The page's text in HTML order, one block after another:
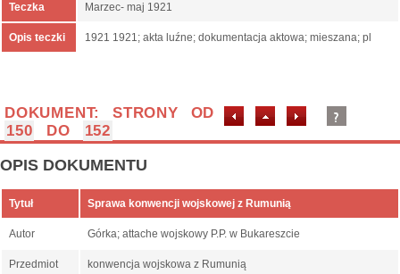
Teczka Marzec- maj 1921
Opis teczki 1921 1921; akta luźne; dokumentacja aktowa; mieszana; pl
DOKUMENT: STRONY OD
150
DO 152
OPIS DOKUMENTU
Tytuł Sprawa konwencji wojskowej z Rumunią
Autor Górka; attache wojskowy P.P. w Bukareszcie
Przedmiot konwencja wojskowa z Rumunią